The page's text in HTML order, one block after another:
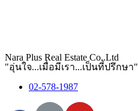
Nara Plus Real Estate Co,.Ltd
"อุ่นใจ...เมื่อมีเรา...เป็นที่ปรึกษา"
02-578-1987